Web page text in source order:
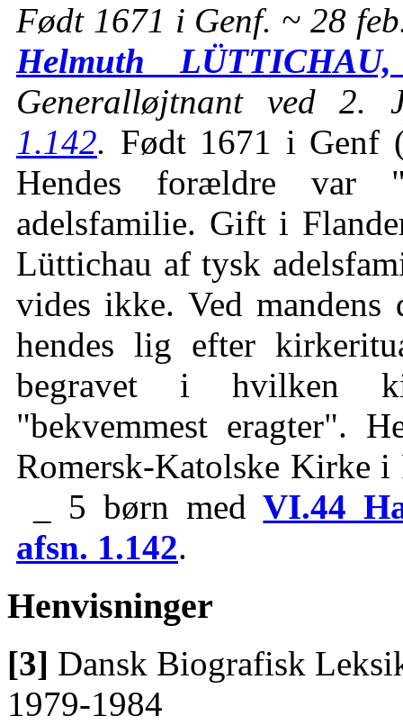
Født 1671 i Genf. ~ 28
Helmuth
Generalløjtnant ved 2.
1.142. Født 1671 i Genf
Hendes forældre var
adelsfamilie. Gift i
Lüttichau af tysk
vides ikke. Ved
hendes lig efter
begravet i hvilken
"bekvemmest eragter".
Romersk-Katolske Kirke i
_ 5 børn medVI.44
afsn. 1.142.
Henvisninger
[3] Dansk Biografisk
1979-1984